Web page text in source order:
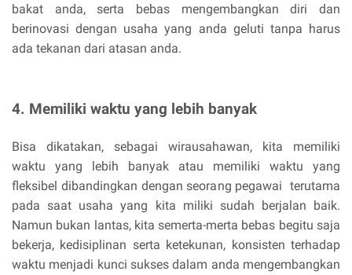
bakat anda, serta bebas mengembangkan diri dan
berinovasi dengan usaha yang anda geluti tanpa harus
ada tekanan dari atasan anda.
4. Memiliki waktu yang lebih banyak
Bisa dikatakan, sebagai wirausahawan, kita memiliki
waktu yang lebih banyak atau memiliki waktu yang
fleksibel dibandingkan dengan seorang pegawai terutama
pada saat usaha yang kita miliki sudah berjalan baik.
Namun bukan lantas, kita semerta-merta bebas begitu saja
bekerja, kedisiplinan serta ketekunan, konsisten terhadap
waktu menjadi kunci sukses dalam anda mengembangkan